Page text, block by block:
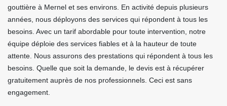
gouttière à Mernel et ses environs. En activité depuis plusieurs
années, nous déployons des services qui répondent à tous les
besoins. Avec un tarif abordable pour toute intervention, notre
équipe déploie des services fiables et à la hauteur de toute
attente. Nous assurons des prestations qui répondent à tous les
besoins. Quelle que soit la demande, le devis est à récupérer
gratuitement auprès de nos professionnels. Ceci est sans
engagement.